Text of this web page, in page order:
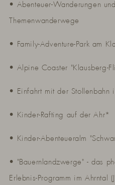
• Abenteuer-Wanderungen
Themenwanderwege
• Family-Adventure-Park am
• Alpine Coaster "Klausberg-
• Einfahrt mit der Stollenbahn
• Kinder-Rafting auf der Ahr*
• Kinder-Abenteueralm
• "Bauernlandzwerge" - das
Erlebnis-Programm im Ahrntal